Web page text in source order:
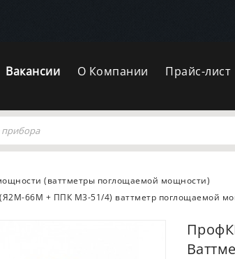
Вакансии О Компании Прайс-лист
(ваттметры поглощаемой мощности)
66М + ППК М3-51/4) ваттметр поглощаемой